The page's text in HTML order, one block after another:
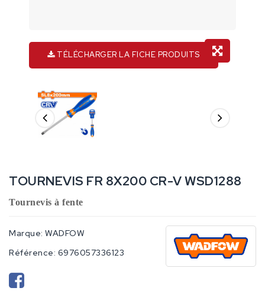
TÉLÉCHARGER LA FICHE PRODUITS
TOURNEVIS FR 8X200 CR-V WSD1288
Tournevis à fente
Marque: WADFOW
Référence: 6976057336123